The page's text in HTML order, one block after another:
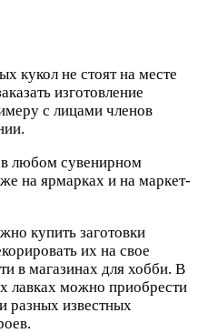
кукол не стоят на месте
изготовление
с лицами членов
любом сувенирном
на ярмарках и на маркет-
купить заготовки
их на свое
в магазинах для хобби. В
лавках можно приобрести
разных известных